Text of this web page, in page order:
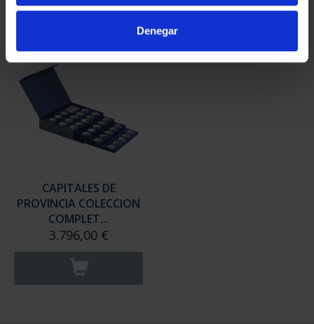
Denegar
registrados
registrados
CAPITALES DE
PROVINCIA COLECCION
COMPLET...
3.796,00 €